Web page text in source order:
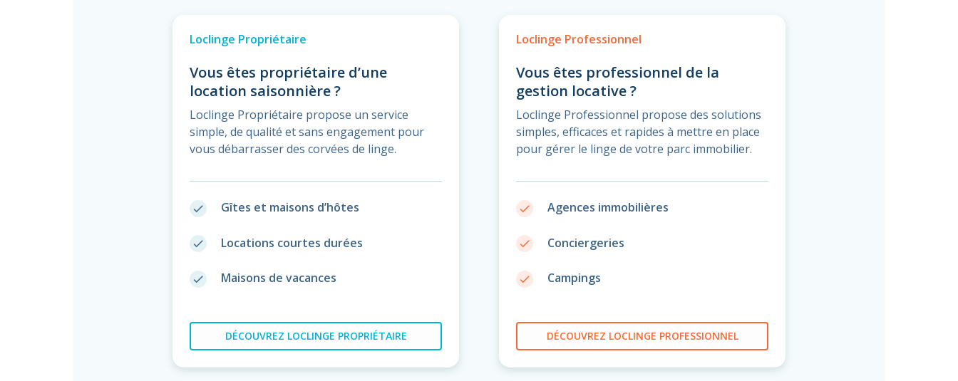
Loclinge Propriétaire
Vous êtes propriétaire d’une
location saisonnière ?
Loclinge Propriétaire propose un service
simple, de qualité et sans engagement pour
vous débarrasser des corvées de linge.
done Gîtes et maisons d’hôtes
done Locations courtes durées
done Maisons de vacances
DÉCOUVREZ LOCLINGE PROPRIÉTAIRE
Loclinge Professionnel
Vous êtes professionnel de la
gestion locative ?
Loclinge Professionnel propose des solutions
simples, efficaces et rapides à mettre en place
pour gérer le linge de votre parc immobilier.
done Agences immobilières
done Conciergeries
done Campings
DÉCOUVREZ LOCLINGE PROFESSIONNEL